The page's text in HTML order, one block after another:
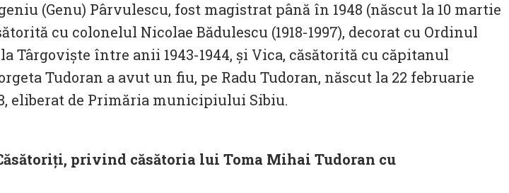
(Genu) Pârvulescu, fost magistrat până în 1948 (născut la 10 martie
cu colonelul Nicolae Bădulescu (1918-1997), decorat cu Ordinul
Târgoviște între anii 1943-1944, și Vica, căsătorită cu căpitanul
Tudoran a avut un fiu, pe Radu Tudoran, născut la 22 februarie
eliberat de Primăria municipiului Sibiu.
privind căsătoria lui Toma Mihai Tudoran cu